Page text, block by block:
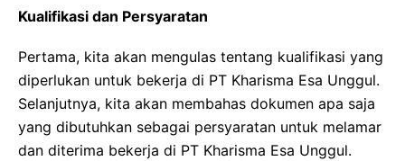
Kualifikasi dan Persyaratan
Pertama, kita akan mengulas tentang kualifikasi yang
diperlukan untuk bekerja di PT Kharisma Esa Unggul.
Selanjutnya, kita akan membahas dokumen apa saja
yang dibutuhkan sebagai persyaratan untuk melamar
dan diterima bekerja di PT Kharisma Esa Unggul.